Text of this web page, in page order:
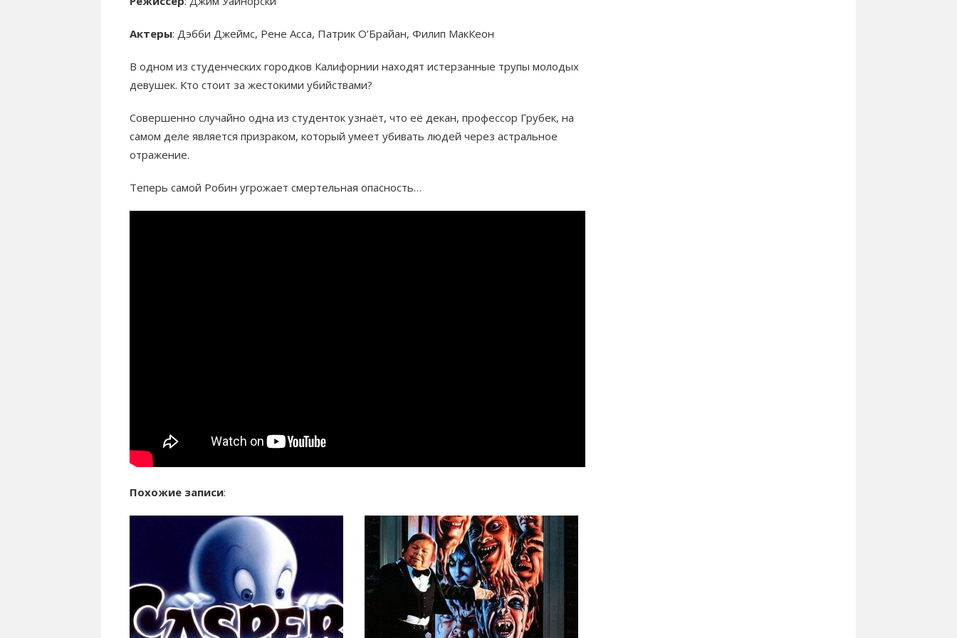
Актеры: Дэбби Джеймс, Рене Асса, Патрик О’Брайан, Филип МакКеон
В одном из студенческих городков Калифорнии находят истерзанные трупы молодых
девушек. Кто стоит за жестокими убийствами?
Совершенно случайно одна из студенток узнаёт, что её декан, профессор Грубек, на
самом деле является призраком, который умеет убивать людей через астральное
отражение.
Теперь самой Робин угрожает смертельная опасность…
Похожие записи: